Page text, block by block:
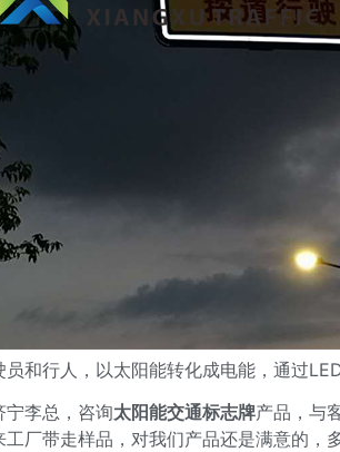
员和行人，以太阳能转化成电能，通过
宁李总，咨询太阳能交通标志牌产品，与
工厂带走样品，对我们产品还是满意的，